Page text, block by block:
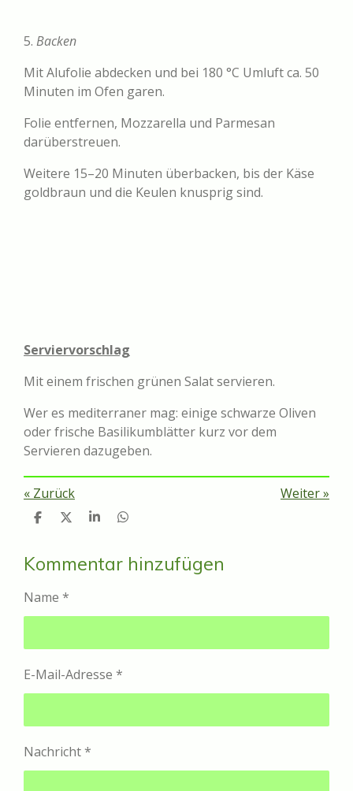
5. Backen
Mit Alufolie abdecken und bei 180 °C Umluft ca. 50
Minuten im Ofen garen.
Folie entfernen, Mozzarella und Parmesan
darüberstreuen.
Weitere 15–20 Minuten überbacken, bis der Käse
goldbraun und die Keulen knusprig sind.
Serviervorschlag
Mit einem frischen grünen Salat servieren.
Wer es mediterraner mag: einige schwarze Oliven
oder frische Basilikumblätter kurz vor dem
Servieren dazugeben.
« Zurück Weiter»
T
l
e
T
l
e
T
l
e
T
l
Kommentar hinzufügen
Name *
E-Mail-Adresse *
Nachricht *